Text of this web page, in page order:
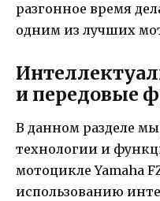
разгонное время
одним из лучших
и передовые
В данном разделе
технологии и
мотоцикле Yamaha
использованию